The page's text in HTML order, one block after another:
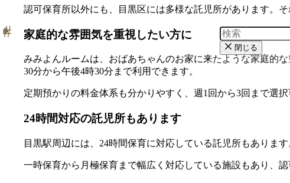
認可保育所以外にも、目黒区には多様な託児所があります。
家庭的な雰囲気を重視したい方に
みみよんルームは、おばあちゃんのお家に来たような家庭的
30分から午後4時30分まで利用できます。
定期預かりの料金体系も分かりやすく、週1回から3回まで選
24時間対応の託児所もあります
目黒駅周辺には、24時間保育に対応している託児所もありま
一時保育から月極保育まで幅広く対応している施設もあり、
閉じる